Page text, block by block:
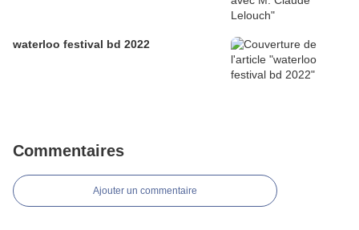
waterloo festival bd 2022
Commentaires
Ajouter un commentaire